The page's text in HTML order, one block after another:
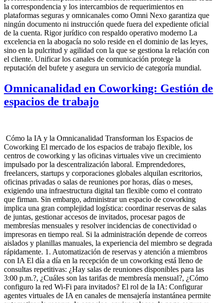
la correspondencia y los intercambios de requerimientos en
plataformas seguras y omnicanales como Omni Nexo garantiza que
ningún documento ni instrucción quede fuera del expediente oficial
de la cuenta. Rigor jurídico con respaldo operativo moderno La
excelencia en la abogacía no solo reside en el dominio de las leyes,
sino en la pulcritud y agilidad con la que se gestiona la relación con
el cliente. Unificar los canales de comunicación protege la
reputación del bufete y asegura un servicio de categoría mundial.
Omnicanalidad en Coworking: Gestión de
espacios de trabajo
Cómo la IA y la Omnicanalidad Transforman los Espacios de
Coworking El mercado de los espacios de trabajo flexible, los
centros de coworking y las oficinas virtuales vive un crecimiento
impulsado por la descentralización laboral. Emprendedores,
freelancers, startups y corporaciones globales alquilan escritorios,
oficinas privadas o salas de reuniones por horas, días o meses,
exigiendo una infraestructura digital tan flexible como el contrato
que firman. Sin embargo, administrar un espacio de coworking
implica una gran complejidad logística: coordinar reservas de salas
de juntas, gestionar accesos de invitados, procesar pagos de
membresías mensuales y resolver incidencias de conectividad o
impresoras en tiempo real. Si la administración depende de correos
aislados y planillas manuales, la experiencia del miembro se degrada
rápidamente. 1. Automatización de reservas y atención a miembros
con IA El día a día en la recepción de un coworking está lleno de
consultas repetitivas: ¿Hay salas de reuniones disponibles para las
3:00 p.m.?, ¿Cuáles son las tarifas de membresía mensual?, ¿Cómo
configuro la red Wi-Fi para invitados? El rol de la IA: Configurar
agentes virtuales de IA en canales de mensajería instantánea permite